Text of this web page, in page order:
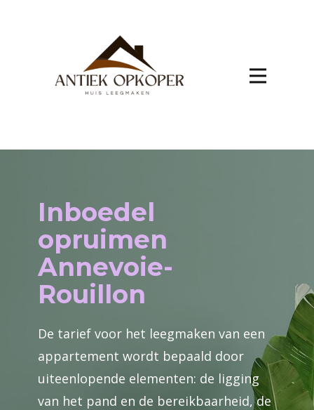
Inboedel
opruimen
Annevoie-
Rouillon
De tarief voor het leegmaken van een
appartement wordt bepaald door
uiteenlopende elementen: de ligging
van het pand en de bereikbaarheid, de